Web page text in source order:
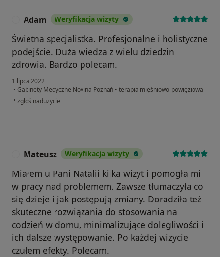
Adam Weryfikacja wizyty
Świetna specjalistka. Profesjonalne i holistyczne
podejście. Duża wiedza z wielu dziedzin
zdrowia. Bardzo polecam.
1 lipca 2022
• Gabinety Medyczne Novina Poznań • terapia mięśniowo-powięziowa
• w opinii użytkownika Adam
zgłoś nadużycie
Mateusz Weryfikacja wizyty
Miałem u Pani Natalii kilka wizyt i pomogła mi
w pracy nad problemem. Zawsze tłumaczyła co
się dzieje i jak postępują zmiany. Doradziła też
skuteczne rozwiązania do stosowania na
codzień w domu, minimalizujące dolegliwości i
ich dalsze występowanie. Po każdej wizycie
czułem efekty. Polecam.